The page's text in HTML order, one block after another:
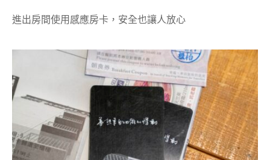
進出房間使用感應房卡，安全也讓人放心